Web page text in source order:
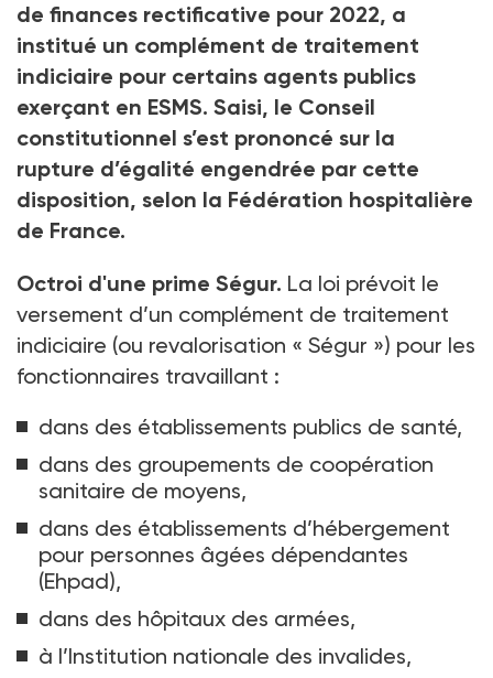
de finances rectificative pour 2022, a
institué un complément de traitement
indiciaire pour certains agents publics
exerçant en ESMS. Saisi, le Conseil
constitutionnel s’est prononcé sur la
rupture d’égalité engendrée par cette
disposition, selon la Fédération hospitalière
de France.
Octroi d'une prime Ségur. La loi prévoit le
versement d’un complément de traitement
indiciaire (ou revalorisation « Ségur ») pour les
fonctionnaires travaillant :
dans des établissements publics de santé,
dans des groupements de coopération
sanitaire de moyens,
dans des établissements d’hébergement
pour personnes âgées dépendantes
(Ehpad),
dans des hôpitaux des armées,
à l’Institution nationale des invalides,